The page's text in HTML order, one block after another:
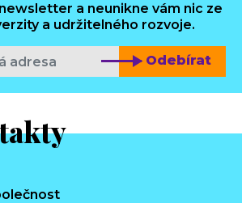
a neunikne vám nic ze
a udržitelného rozvoje.
Odebírat